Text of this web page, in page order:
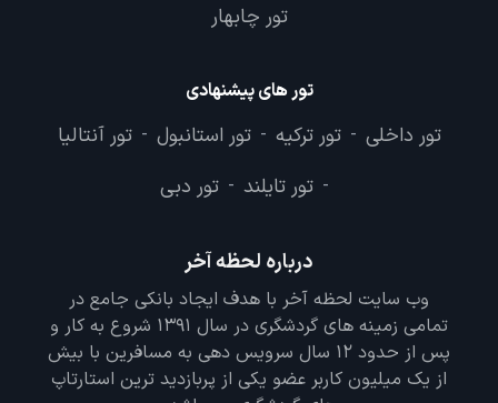
تور چابهار
تور های پیشنهادی
تور داخلی - تور ترکیه - تور استانبول - تور آنتالیا
- تور تایلند - تور دبی
درباره لحظه آخر
وب سایت لحظه آخر با هدف ایجاد بانکی جامع در
تمامی زمینه های گردشگری در سال 1391 شروع به کار و
پس از حدود 12 سال سرویس دهی به مسافرین با بیش
از یک میلیون کاربر عضو یکی از پربازدید ترین استارتاپ